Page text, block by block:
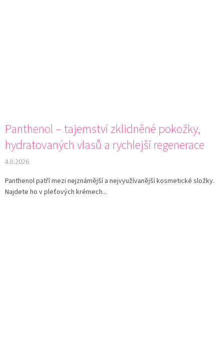
Panthenol – tajemství zklidněné pokožky,
hydratovaných vlasů a rychlejší regenerace
4.8.2026
Panthenol patří mezi nejznámější a nejvyužívanější kosmetické složky.
Najdete ho v pleťových krémech...